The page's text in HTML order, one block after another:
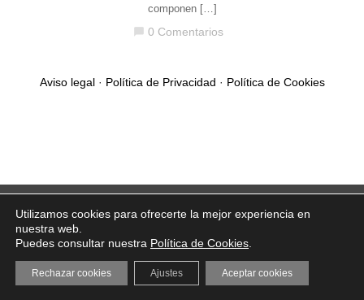
componen […]
chat_bubble 0 Comentarios
Aviso legal· Política de Privacidad · Política de Cookies
Utilizamos cookies para ofrecerte la mejor experiencia en
nuestra web.
Puedes consultar nuestra Política de Cookies
Aceptar cookies
Rechazar cookies Ajustes